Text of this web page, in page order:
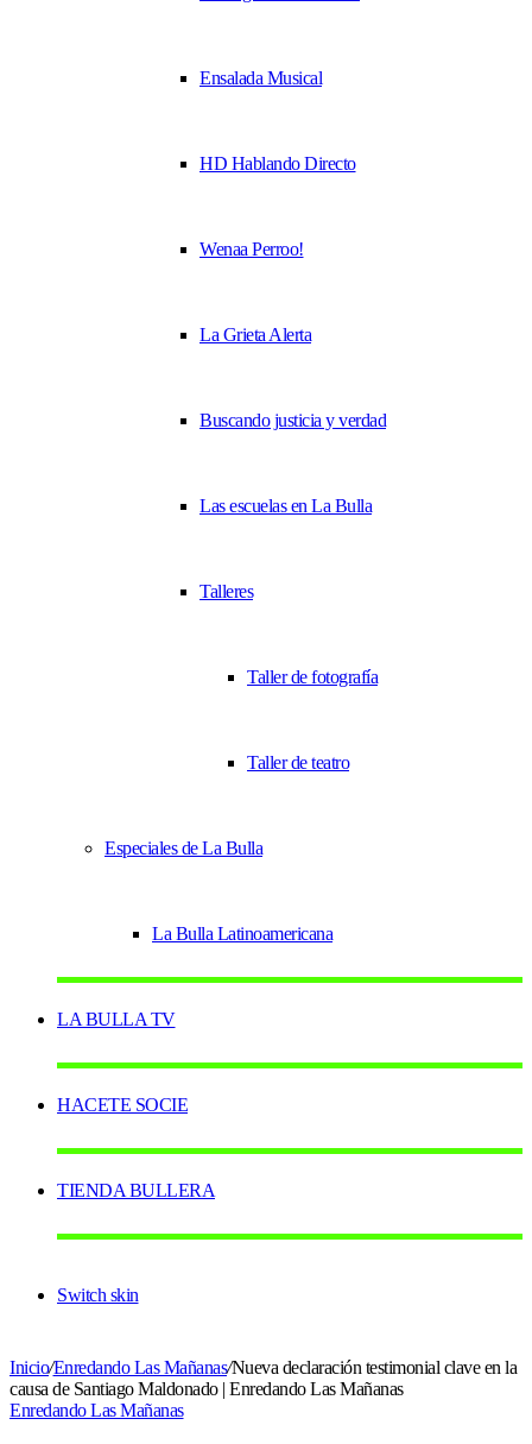
Ensalada Musical
HD Hablando Directo
Wenaa Perroo!
La Grieta Alerta
Buscando justicia y verdad
Las escuelas en La Bulla
Talleres
Taller de fotografía
Taller de teatro
Especiales de La Bulla
La Bulla Latinoamericana
LA BULLA TV
HACETE SOCIE
TIENDA BULLERA
Switch skin
Inicio/Enredando Las Mañanas/Nueva declaración testimonial clave en la
causa de Santiago Maldonado | Enredando Las Mañanas
Enredando Las Mañanas